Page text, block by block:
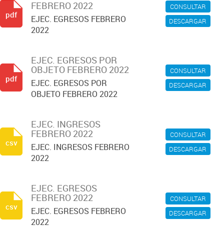
CONSULTAR
DESCARGAR
FEBRERO 2022
EJEC. EGRESOS FEBRERO
2022
pdf
CONSULTAR
DESCARGAR
EJEC. EGRESOS POR
OBJETO FEBRERO 2022
EJEC. EGRESOS POR
OBJETO FEBRERO 2022
pdf
CONSULTAR
DESCARGAR
EJEC. INGRESOS
FEBRERO 2022
EJEC. INGRESOS FEBRERO
2022
csv
CONSULTAR
DESCARGAR
EJEC. EGRESOS
FEBRERO 2022
EJEC. EGRESOS FEBRERO
2022
csv